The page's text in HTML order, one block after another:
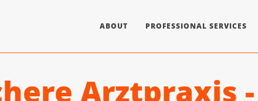
ABOUT PROFESSIONAL SERVICES
Arztpraxis